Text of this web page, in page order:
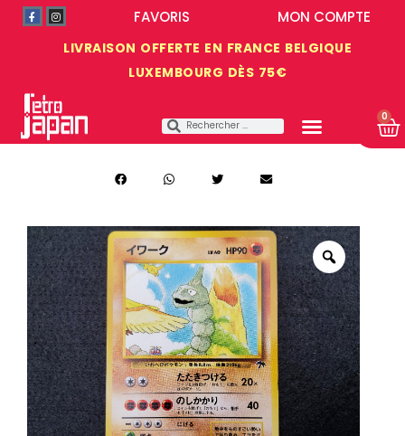
LIVRAISON OFFERTE EN FRANCE BELGIQUE
LUXEMBOURG DÈS 75€
MON COMPTE
FAVORIS
0